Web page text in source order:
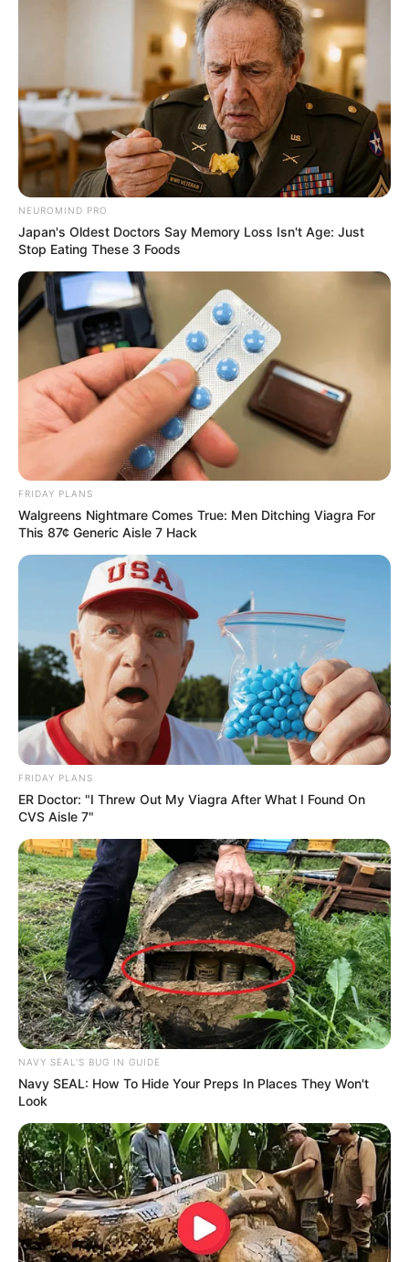
NEUROMIND PRO
Japan's Oldest Doctors Say Memory Loss Isn't Age: Just
Stop Eating These 3 Foods
FRIDAY PLANS
Walgreens Nightmare Comes True: Men Ditching Viagra For
This 87¢ Generic Aisle 7 Hack
FRIDAY PLANS
ER Doctor: "I Threw Out My Viagra After What I Found On
CVS Aisle 7"
NAVY SEAL'S BUG IN GUIDE
Navy SEAL: How To Hide Your Preps In Places They Won't
Look